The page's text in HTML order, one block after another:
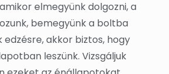
elmegyünk dolgozni, a
bemegyünk a boltba
akkor biztos, hogy
leszünk. Vizsgáljuk